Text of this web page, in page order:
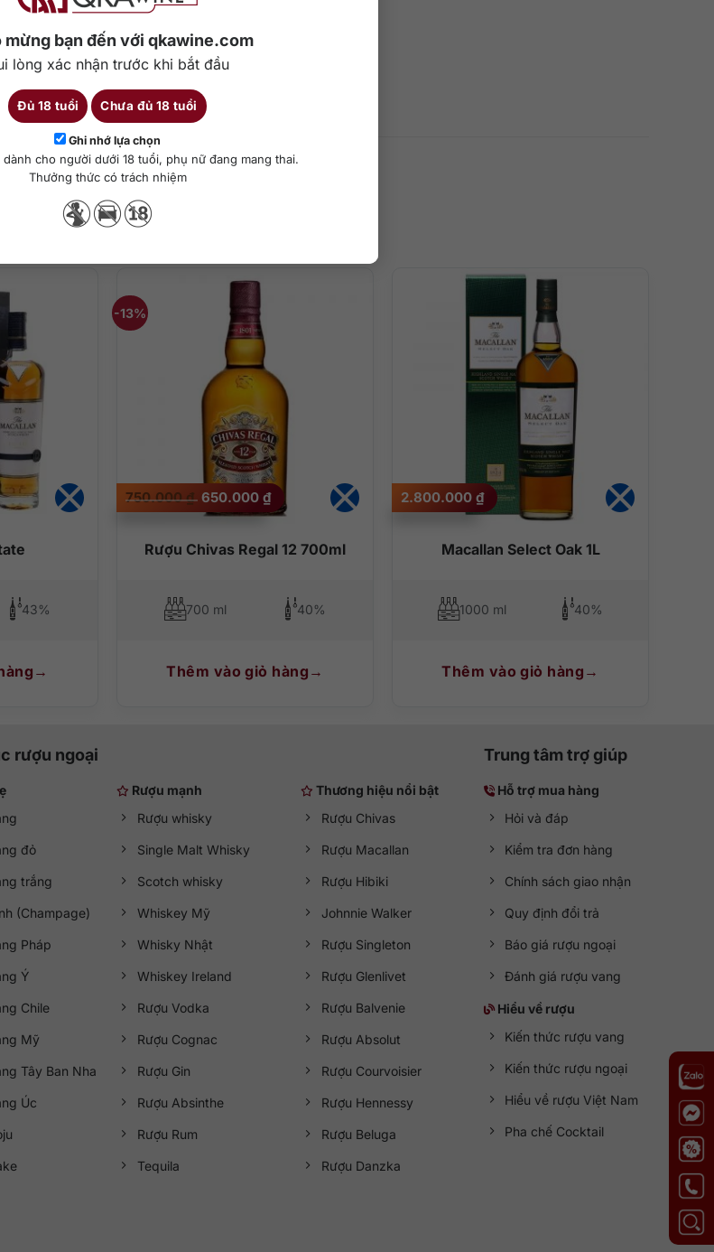
mừng bạn đến với qkawine.com
lòng xác nhận trước khi bắt đầu
Đủ 18 tuổi Chưa đủ 18 tuổi
Ghi nhớ lựa chọn
cho người dưới 18 tuổi, phụ nữ đang mang thai.
Thưởng thức có trách nhiệm
loại trái cây chín như táo, lê, mâm xôi, quả sung, cam quýt và mật ong.
của táo chín, một chút vị táo hầm (jammy), hương vị da thuộc hòa quyện cùng mật ong và không thể
nồng nàn.
Chi tiết
Sản phẩm tương tự
43%
-13%
Rượu Chivas Regal 12 700ml
750.000₫ Giá
gốc
là:
650.000₫Giá
hiện
tại
650.000 ₫.
700 ml 40%
Thêm vào giỏ hàng
Macallan Select Oak 1L
2.800.000 ₫
1000 ml 40%
Thêm vào giỏ hàng
rượu ngoại
đỏ
trắng
(Champage)
Pháp
Ý
Chile
Mỹ
Tây Ban Nha
Úc
Rượu mạnh
Rượu whisky
Single Malt Whisky
Scotch whisky
Whiskey Mỹ
Whisky Nhật
Whiskey Ireland
Rượu Vodka
Rượu Cognac
Rượu Gin
Rượu Absinthe
Rượu Rum
Tequila
Thương hiệu nổi bật
Rượu Chivas
Rượu Macallan
Rượu Hibiki
Johnnie Walker
Rượu Singleton
Rượu Glenlivet
Rượu Balvenie
Rượu Absolut
Rượu Courvoisier
Rượu Hennessy
Rượu Beluga
Rượu Danzka
Trung tâm trợ giúp
Hỗ trợ mua hàng
Hỏi và đáp
Kiểm tra đơn hàng
Chính sách giao nhận
Quy định đổi trả
Báo giá rượu ngoại
Đánh giá rượu vang
Hiểu về rượu
Kiến thức rượu vang
Kiến thức rượu ngoại
Hiểu về rượu Việt Nam
Pha chế Cocktail